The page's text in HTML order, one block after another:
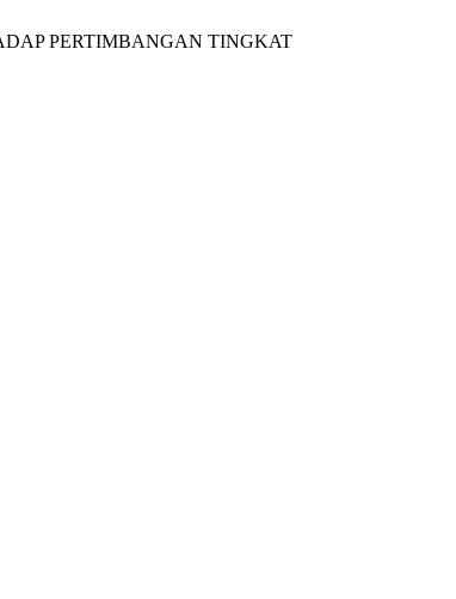
PERTIMBANGAN TINGKAT